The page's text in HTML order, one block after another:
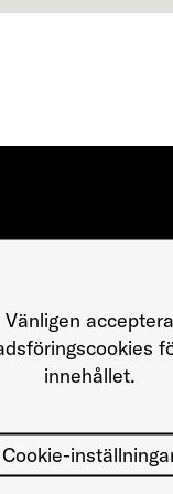
Vänligen acceptera
innehållet.
Cookie-